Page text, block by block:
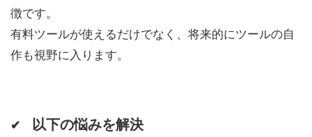
徴です。
有料ツールが使えるだけでなく、将来的にツールの自
作も視野に入ります。
✔ 以下の悩みを解決